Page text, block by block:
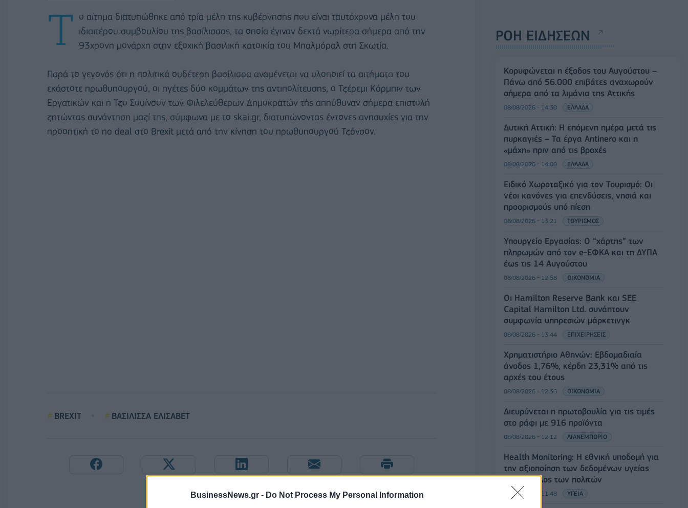
BusinessNews.gr - Do Not Process My Personal Information
Τ ο αίτημα διατυπώθηκε από τρία μέλη της κυβέρνησης που είναι ταυτόχρονα μέλη του
ιδιαιτέρου συμβουλίου της βασίλισσας, τα οποία έγιναν δεκτά νωρίτερα σήμερα από την
93χρονη μονάρχη στην εξοχική βασιλική κατοικία του Μπαλμόραλ στη Σκωτία.
Παρά το γεγονός ότι η πολιτικά ουδέτερη βασίλισσα αναμένεται να υλοποιεί τα αιτήματα του
εκάστοτε πρωθυπουργού, οι ηγέτες δύο κομμάτων της αντιπολίτευσης, ο Τζέρεμι Κόρμπιν των
Εργατικών και η Τζο Σουίνσον των Φιλελεύθερων Δημοκρατών τής απηύθυναν σήμερα επιστολή
ζητώντας συνάντηση μαζί της, σύμφωνα με το skai.gr, διατυπώνοντας έντονες ανησυχίες για την
προοπτική το no deal στο Brexit μετά από την κίνηση του πρωθυπουργού Τζόνσον.
BREXIT ΒΑΣΙΛΙΣΣΑ ΕΛΙΣΑΒΕΤ
ΡΟΗ ΕΙΔΗΣΕΩΝ
Κορυφώνεται η έξοδος του Αυγούστου –
Πάνω από 56.000 επιβάτες αναχωρούν
σήμερα από τα λιμάνια της Αττικής
08/08/2026 - 14:30 ΕΛΛΑΔΑ
Δυτική Αττική: Η επόμενη ημέρα μετά τις
πυρκαγιές – Τα έργα Antinero και η
«μάχη» πριν από τις βροχές
08/08/2026 - 14:08 ΕΛΛΑΔΑ
Ειδικό Χωροταξικό για τον Τουρισμό: Οι
νέοι κανόνες για επενδύσεις, νησιά και
προορισμούς υπό πίεση
08/08/2026 - 13:21 ΤΟΥΡΙΣΜΟΣ
Υπουργείο Εργασίας: Ο “χάρτης” των
πληρωμών από τον e-ΕΦΚΑ και τη ΔΥΠΑ
έως τις 14 Αυγούστου
08/08/2026 - 12:58 ΟΙΚΟΝΟΜΙΑ
Οι Hamilton Reserve Bank και SEE
Capital Hamilton Ltd. συνάπτουν
συμφωνία υπηρεσιών μάρκετινγκ
08/08/2026 - 13:44 ΕΠΙΧΕΙΡΗΣΕΙΣ
Χρηματιστήριο Αθηνών: Εβδομαδιαία
άνοδος 1,76%, κέρδη 23,31% από τις
αρχές του έτους
08/08/2026 - 12:36 ΟΙΚΟΝΟΜΙΑ
Διευρύνεται η πρωτοβουλία για τις τιμές
στο ράφι με 916 προϊόντα
08/08/2026 - 12:12 ΛΙΑΝΕΜΠΟΡΙΟ
Health Monitoring: Η εθνική υποδομή για
την αξιοποίηση των δεδομένων υγείας
προς όφελος των πολιτών
08/08/2026 - 11:48 ΥΓΕΙΑ